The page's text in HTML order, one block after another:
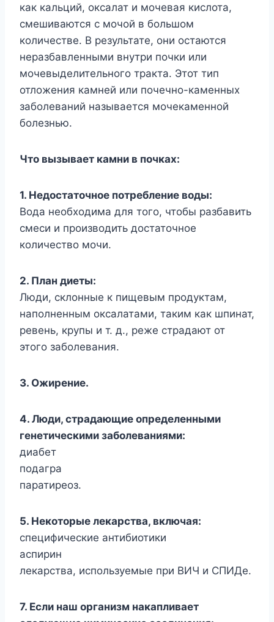
как кальций, оксалат и мочевая кислота,
смешиваются с мочой в большом
количестве. В результате, они остаются
неразбавленными внутри почки или
мочевыделительного тракта. Этот тип
отложения камней или почечно-каменных
заболеваний называется мочекаменной
болезнью.
Что вызывает камни в почках:
1. Недостаточное потребление воды:
Вода необходима для того, чтобы разбавить
смеси и производить достаточное
количество мочи.
2. План диеты:
Люди, склонные к пищевым продуктам,
наполненным оксалатами, таким как шпинат,
ревень, крупы и т. д., реже страдают от
этого заболевания.
3. Ожирение.
4. Люди, страдающие определенными
генетическими заболеваниями:
диабет
подагра
паратиреоз.
5. Некоторые лекарства, включая:
специфические антибиотики
аспирин
лекарства, используемые при ВИЧ и СПИДе.
7. Если наш организм накапливает